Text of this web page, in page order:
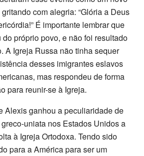
com alegria: “Glória a Deus
É importante lembrar que
próprio povo, e não foi resultado
A Igreja Russa não tinha sequer
desses imigrantes eslavos
mas respondeu de forma
para reunir-se à Igreja.
Alexis ganhou a peculiaridade de
uniata nos Estados Unidos a
à Igreja Ortodoxa. Tendo sido
para a América para ser um